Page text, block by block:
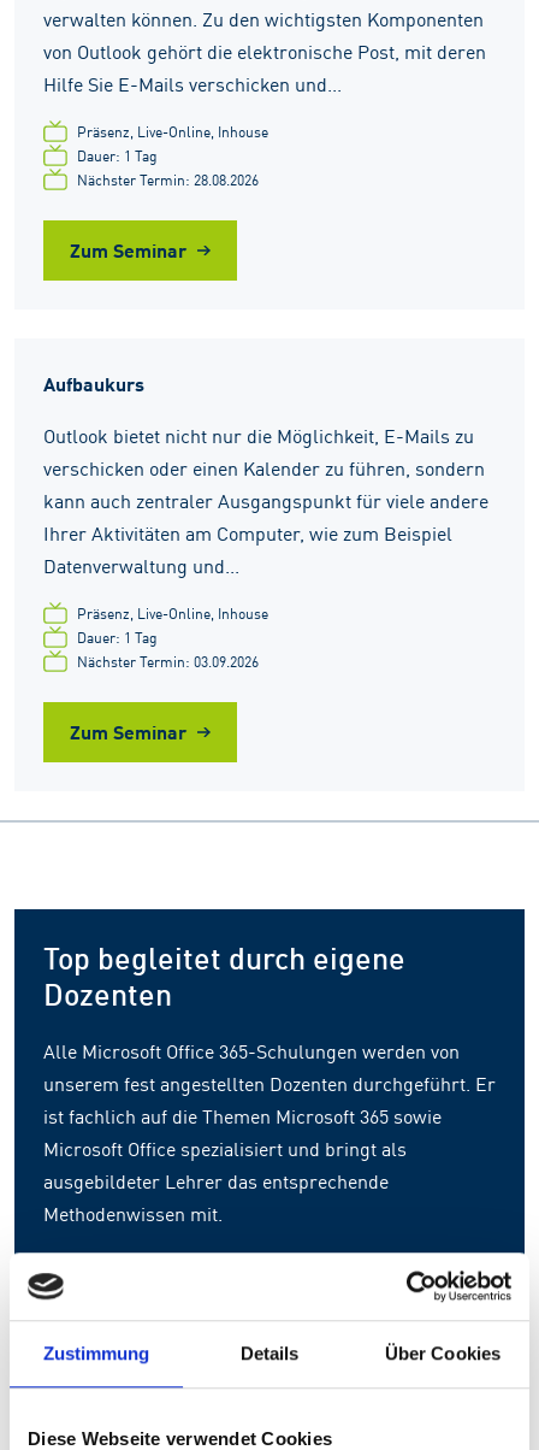
Zustimmung Details Über Cookies
Diese Webseite verwendet Cookies
verwalten können. Zu den wichtigsten Komponenten
von Outlook gehört die elektronische Post, mit deren
Hilfe Sie E-Mails verschicken und...
Präsenz, Live-Online, Inhouse
Dauer: 1 Tag
Nächster Termin: 28.08.2026
Zum Seminar
Aufbaukurs
Outlook bietet nicht nur die Möglichkeit, E-Mails zu
verschicken oder einen Kalender zu führen, sondern
kann auch zentraler Ausgangspunkt für viele andere
Ihrer Aktivitäten am Computer, wie zum Beispiel
Datenverwaltung und...
Präsenz, Live-Online, Inhouse
Dauer: 1 Tag
Nächster Termin: 03.09.2026
Zum Seminar
Top begleitet durch eigene
Dozenten
Alle Microsoft Office 365-Schulungen werden von
unserem fest angestellten Dozenten durchgeführt. Er
ist fachlich auf die Themen Microsoft 365 sowie
Microsoft Office spezialisiert und bringt als
ausgebildeter Lehrer das entsprechende
Methodenwissen mit.
Seit 2017 hat er bereits über 800 Kurse erfolgreich
durchgeführt und vermittelt praxisnahes Wissen, das
Sie direkt im Berufsalltag anwenden können.